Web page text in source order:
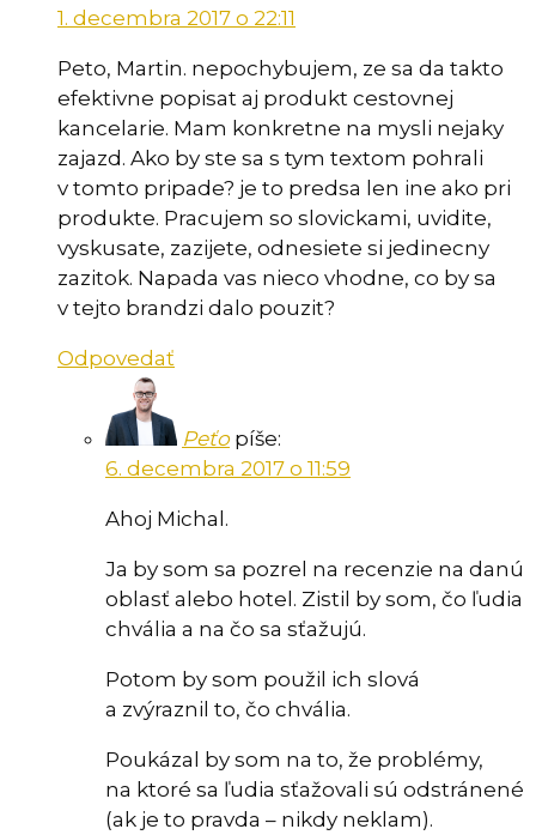
1. decembra 2017 o 22:11
Peto, Martin. nepochybujem, ze sa da takto
efektivne popisat aj produkt cestovnej
kancelarie. Mam konkretne na mysli nejaky
zajazd. Ako by ste sa s tym textom pohrali
v tomto pripade? je to predsa len ine ako pri
produkte. Pracujem so slovickami, uvidite,
vyskusate, zazijete, odnesiete si jedinecny
zazitok. Napada vas nieco vhodne, co by sa
v tejto brandzi dalo pouzit?
Odpovedať
Peťo píše:
6. decembra 2017 o 11:59
Ahoj Michal.
Ja by som sa pozrel na recenzie na danú
oblasť alebo hotel. Zistil by som, čo ľudia
chvália a na čo sa sťažujú.
Potom by som použil ich slová
a zvýraznil to, čo chvália.
Poukázal by som na to, že problémy,
na ktoré sa ľudia sťažovali sú odstránené
(ak je to pravda – nikdy neklam).